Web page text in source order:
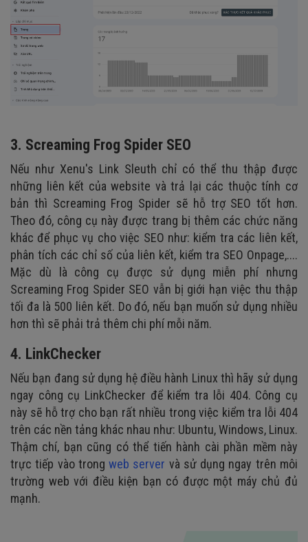
3. Screaming Frog Spider SEO
Nếu như Xenu's Link Sleuth chỉ có thể thu thập được
những liên kết của website và trả lại các thuộc tính cơ
bản thì Screaming Frog Spider sẽ hỗ trợ SEO tốt hơn.
Theo đó, công cụ này được trang bị thêm các chức năng
khác để phục vụ cho việc SEO như: kiểm tra các liên kết,
phân tích các chỉ số của liên kết, kiểm tra SEO Onpage,....
Mặc dù là công cụ được sử dụng miễn phí nhưng
Screaming Frog Spider SEO vẫn bị giới hạn việc thu thập
tối đa là 500 liên kết. Do đó, nếu bạn muốn sử dụng nhiều
hơn thì sẽ phải trả thêm chi phí mỗi năm.
4. LinkChecker
Nếu bạn đang sử dụng hệ điều hành Linux thì hãy sử dụng
ngay công cụ LinkChecker để kiểm tra lỗi 404. Công cụ
này sẽ hỗ trợ cho bạn rất nhiều trong việc kiểm tra lỗi 404
trên các nền tảng khác nhau như: Ubuntu, Windows, Linux.
Thậm chí, bạn cũng có thể tiến hành cài phần mềm này
trực tiếp vào trongweb server và sử dụng ngay trên môi
trường web với điều kiện bạn có được một máy chủ đủ
mạnh.